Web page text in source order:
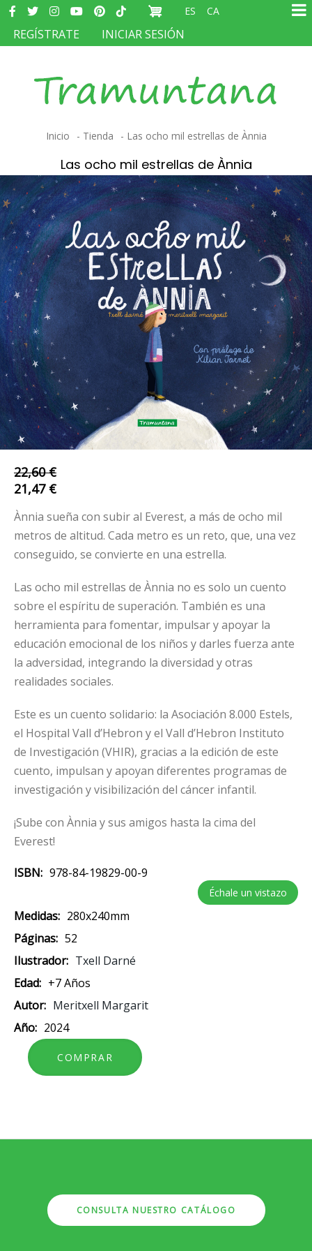
Pasar
contenido
Redes
sociales
ES CA
MENÚ
DEL
D'USUARI
REGÍSTRATE INICIAR SESIÓN
Sobrescribir
enlaces
de
ayuda
a
la
navegación
Inicio Tienda Las ocho mil estrellas de Ànnia
Las ocho mil estrellas de Ànnia
22,60 €
21,47 €
Ànnia sueña con subir al Everest, a más de ocho mil
metros de altitud. Cada metro es un reto, que, una vez
conseguido, se convierte en una estrella.
Las ocho mil estrellas de Ànnia no es solo un cuento
sobre el espíritu de superación. También es una
herramienta para fomentar, impulsar y apoyar la
educación emocional de los niños y darles fuerza ante
la adversidad, integrando la diversidad y otras
realidades sociales.
Este es un cuento solidario: la Asociación 8.000 Estels,
el Hospital Vall d’Hebron y el Vall d’Hebron Instituto
de Investigación (VHIR), gracias a la edición de este
cuento, impulsan y apoyan diferentes programas de
investigación y visibilización del cáncer infantil.
¡Sube con Ànnia y sus amigos hasta la cima del
Everest!
ISBN 978-84-19829-00-9
Échale un vistazo
Medidas
280x240mm
Páginas 52
Ilustrador
Txell Darné
Edad
+7 Años
Autor
Meritxell Margarit
Año
2024
CONSULTA NUESTRO CATÁLOGO